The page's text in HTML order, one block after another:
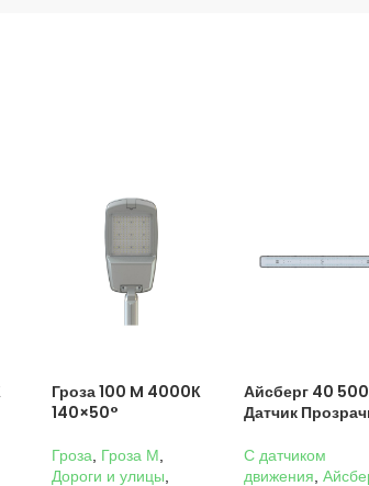
Гроза 100 M 4000К
140×50°
Гроза Гроза M
Дороги и улицы
Айсберг 40
Датчик
C датчиком
движения